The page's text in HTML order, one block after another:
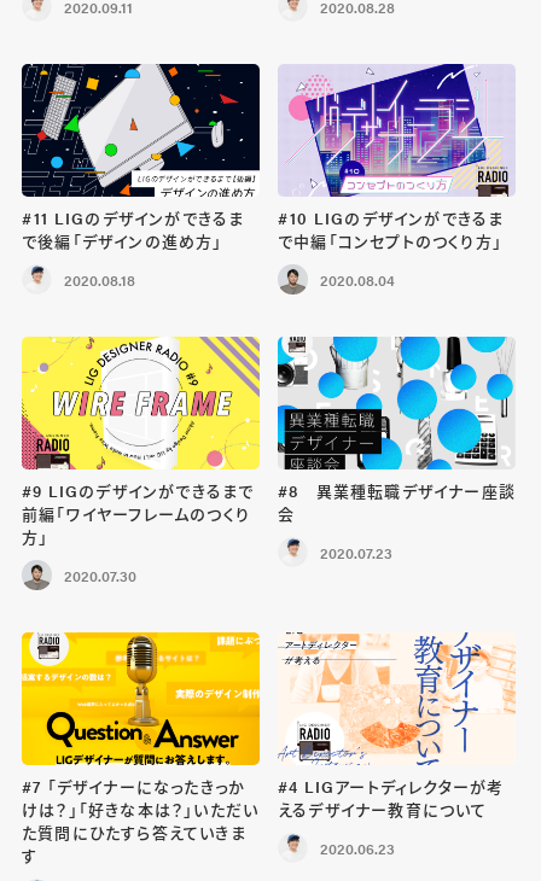
2020.09.11 2020.08.28
#11 LIGのデザインができるま
で後編「デザインの進め方」
2020.08.18
#10 LIGのデザインができるま
で中編「コンセプトのつくり方」
2020.08.04
#9 LIGのデザインができるまで
前編「ワイヤーフレームのつくり
方」
2020.07.30
#8 異業種転職デザイナー座談
会
2020.07.23
#7 「デザイナーになったきっか
けは？」「好きな本は？」いただい
た質問にひたすら答えていきま
す
#4 LIGアートディレクターが考
えるデザイナー教育について
2020.06.23